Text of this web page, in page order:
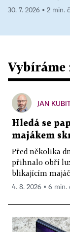
30. 7. 2026 ▪ 2 min.
Vybíráme
JAN
Hledá se
majákem
Před několika
přihnalo obří
blikajícím
4. 8. 2026 ▪ 6 min.